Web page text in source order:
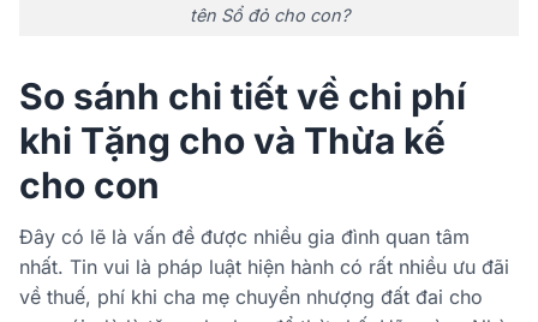
tên Sổ đỏ cho con?
So sánh chi tiết về chi phí
khi Tặng cho và Thừa kế
cho con
Đây có lẽ là vấn đề được nhiều gia đình quan tâm
nhất. Tin vui là pháp luật hiện hành có rất nhiều ưu đãi
về thuế, phí khi cha mẹ chuyển nhượng đất đai cho